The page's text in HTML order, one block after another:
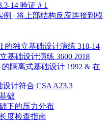
14 验证 # 1
例 | 将上部结构反应连接到模
的独立基础设计演练 318-14
基础设计演练 3600 2018
隔离式基础设计 1992 & 在
设计符合 CSA A23.3
础
下的压力分布
度检查指南